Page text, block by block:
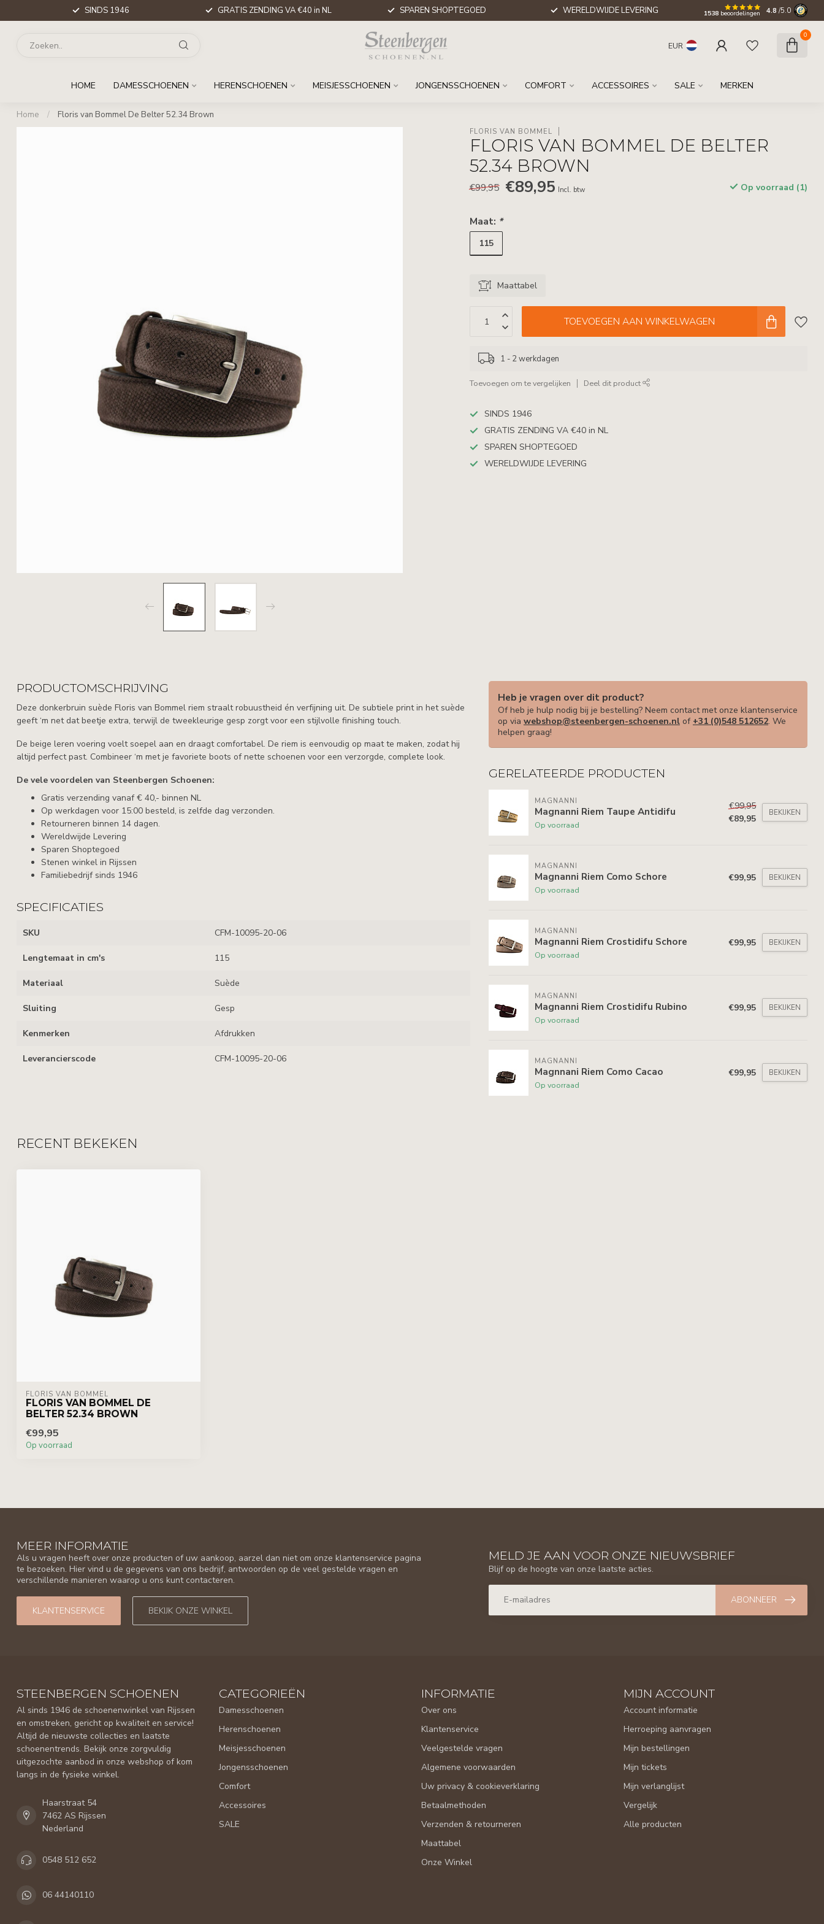
SINDS 1946 GRATIS ZENDING VA €40 in NL SPAREN SHOPTEGOED WERELDWIJDE LEVERING 1538 beoordelingen 4.8 /5.0
EUR
0
HOME DAMESSCHOENEN HERENSCHOENEN MEISJESSCHOENEN JONGENSSCHOENEN COMFORT ACCESSOIRES SALE MERKEN
Home / Floris van Bommel De Belter 52.34 Brown
FLORIS VAN BOMMEL
FLORIS VAN BOMMEL DE BELTER
52.34 BROWN
€99,95 €89,95 Incl. btw Op voorraad (1)
Maat: *
115
Maattabel
TOEVOEGEN AAN WINKELWAGEN
1 - 2 werkdagen
Toevoegen om te vergelijken Deel dit product
SINDS 1946
GRATIS ZENDING VA €40 in NL
SPAREN SHOPTEGOED
WERELDWIJDE LEVERING
PRODUCTOMSCHRIJVING
Deze donkerbruin suède Floris van Bommel riem straalt robuustheid én verfijning uit. De subtiele print in het suède
geeft ‘m net dat beetje extra, terwijl de tweekleurige gesp zorgt voor een stijlvolle finishing touch.
De beige leren voering voelt soepel aan en draagt comfortabel. De riem is eenvoudig op maat te maken, zodat hij
altijd perfect past. Combineer ‘m met je favoriete boots of nette schoenen voor een verzorgde, complete look.
De vele voordelen van Steenbergen Schoenen:
Gratis verzending vanaf € 40,- binnen NL
Op werkdagen voor 15:00 besteld, is zelfde dag verzonden.
Retourneren binnen 14 dagen.
Wereldwijde Levering
Sparen Shoptegoed
Stenen winkel in Rijssen
Familiebedrijf sinds 1946
SPECIFICATIES
SKU CFM-10095-20-06
Lengtemaat in cm's 115
Materiaal Suède
Sluiting Gesp
Kenmerken Afdrukken
Leverancierscode CFM-10095-20-06
Heb je vragen over dit product?
Of heb je hulp nodig bij je bestelling? Neem contact met onze klantenservice
op via webshop@steenbergen-schoenen.nl of +31 (0)548 512652. We
helpen graag!
GERELATEERDE PRODUCTEN
MAGNANNI
Magnanni Riem Taupe Antidifu
Op voorraad
€99,95
€89,95
BEKIJKEN
MAGNANNI
Magnanni Riem Como Schore
Op voorraad
€99,95 BEKIJKEN
MAGNANNI
Magnanni Riem Crostidifu Schore
Op voorraad
€99,95 BEKIJKEN
MAGNANNI
Magnanni Riem Crostidifu Rubino
Op voorraad
€99,95 BEKIJKEN
MAGNANNI
Magnnani Riem Como Cacao
Op voorraad
€99,95 BEKIJKEN
RECENT BEKEKEN
FLORIS VAN BOMMEL
FLORIS VAN BOMMEL DE
BELTER 52.34 BROWN
€99,95
Op voorraad
MEER INFORMATIE
Als u vragen heeft over onze producten of uw aankoop, aarzel dan niet om onze klantenservice pagina
te bezoeken. Hier vind u de gegevens van ons bedrijf, antwoorden op de veel gestelde vragen en
verschillende manieren waarop u ons kunt contacteren.
KLANTENSERVICE BEKIJK ONZE WINKEL
MELD JE AAN VOOR ONZE NIEUWSBRIEF
Blijf op de hoogte van onze laatste acties.
ABONNEER
STEENBERGEN SCHOENEN
Al sinds 1946 de schoenenwinkel van Rijssen
en omstreken, gericht op kwaliteit en service!
Altijd de nieuwste collecties en laatste
schoenentrends. Bekijk onze zorgvuldig
uitgezochte aanbod in onze webshop of kom
langs in de fysieke winkel.
Haarstraat 54
7462 AS Rijssen
Nederland
0548 512 652
06 44140110
CATEGORIEËN
Damesschoenen
Herenschoenen
Meisjesschoenen
Jongensschoenen
Comfort
Accessoires
SALE
INFORMATIE
Over ons
Klantenservice
Veelgestelde vragen
Algemene voorwaarden
Uw privacy & cookieverklaring
Betaalmethoden
Verzenden & retourneren
Maattabel
Onze Winkel
MIJN ACCOUNT
Account informatie
Herroeping aanvragen
Mijn bestellingen
Mijn tickets
Mijn verlanglijst
Vergelijk
Alle producten